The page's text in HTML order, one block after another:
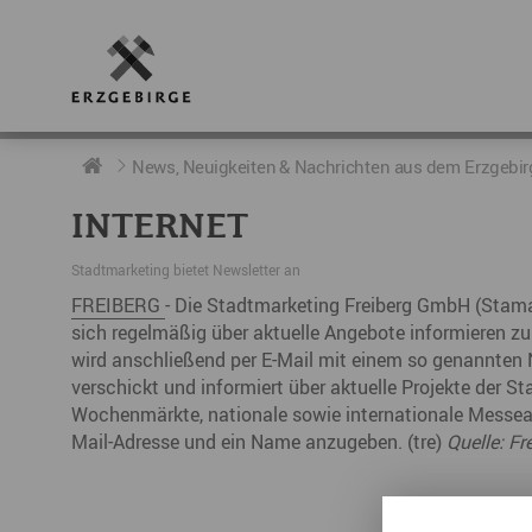
RUND UMS ERZGEBIRGE
Geschichte
Der Erzgebirgskreis
Städte im Erzgebirge
Erzgebirgskrimi
AKTUELLES
Neuigkeiten
Podcast „hERZschlag“
DIE BOTSCHAFTER
Botschafter im Überblick
Botschafterveranstaltungen
News, Neuigkeiten & Nachrichten aus dem
INTERNET
Stadtmarketing bietet Newsletter an
FREIBERG - Die Stadtmarketing Freiberg GmbH
sich regelmäßig über aktuelle Angebote informieren
wird anschließend per E-Mail mit einem so
verschickt und informiert über aktuelle Projekte der
Wochenmärkte, nationale sowie internationale
Mail-Adresse und ein Name anzugeben. (tre) Quelle: